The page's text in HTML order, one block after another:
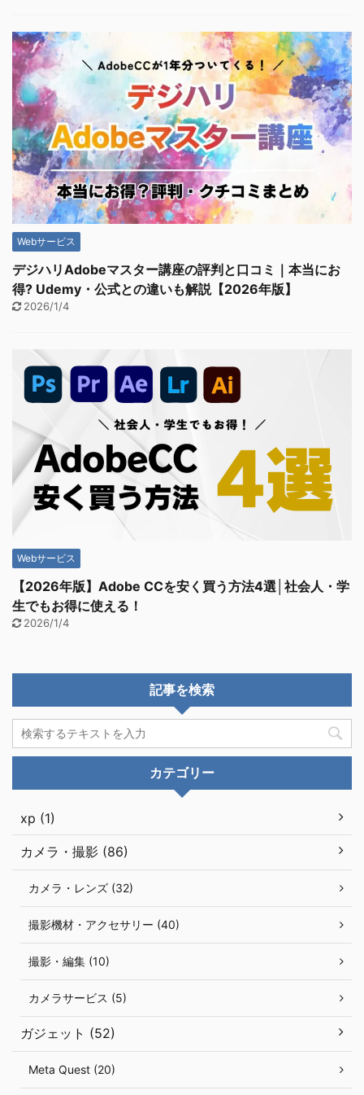
Webサービス
デジハリAdobeマスター講座の評判と口コミ｜本当にお
得? Udemy・公式との違いも解説【2026年版】
2026/1/4
Webサービス
【2026年版】Adobe CCを安く買う方法4選│社会人・学
生でもお得に使える！
2026/1/4
記事を検索
カテゴリー
xp (1)
カメラ・撮影 (86)
カメラ・レンズ (32)
撮影機材・アクセサリー (40)
撮影・編集 (10)
カメラサービス (5)
ガジェット (52)
Meta Quest (20)